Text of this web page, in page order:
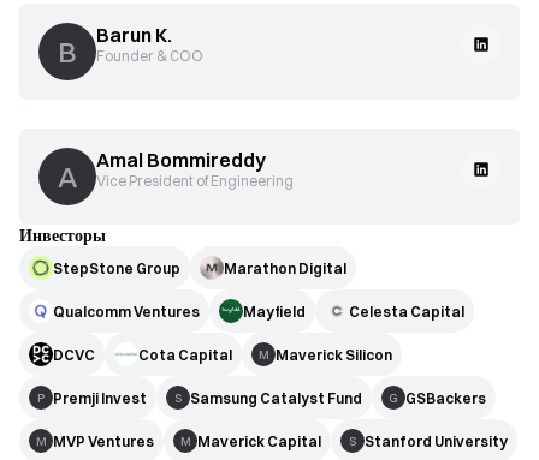
B Barun K.
Founder & COO
A Amal Bommireddy
Vice President of Engineering
Инвесторы
StepStone Group Marathon Digital
Qualcomm Ventures Mayfield Celesta Capital
DCVC Cota Capital M Maverick Silicon
P Premji Invest S Samsung Catalyst Fund G GSBackers
M MVP Ventures M Maverick Capital S Stanford University